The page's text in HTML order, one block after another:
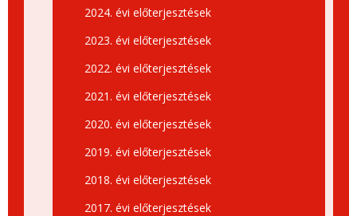
2024. évi előterjesztések
2023. évi előterjesztések
2022. évi előterjesztések
2021. évi előterjesztések
2020. évi előterjesztések
2019. évi előterjesztések
2018. évi előterjesztések
2017. évi előterjesztések